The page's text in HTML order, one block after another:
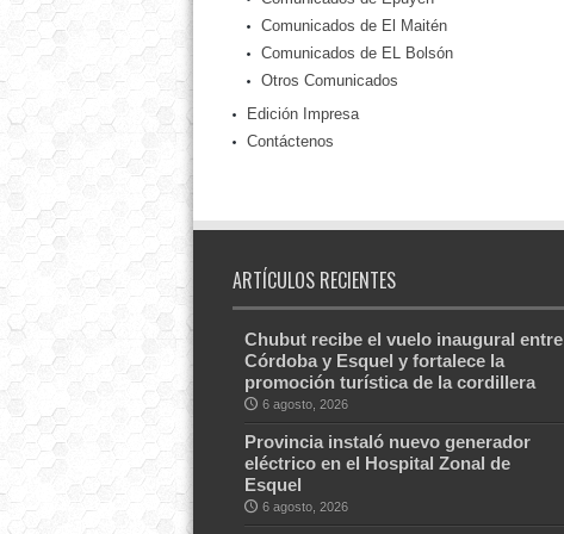
Comunicados de El Maitén
Comunicados de EL Bolsón
Otros Comunicados
Edición Impresa
Contáctenos
ARTÍCULOS RECIENTES
Chubut recibe el vuelo inaugural entre
Córdoba y Esquel y fortalece la
promoción turística de la cordillera
6 agosto, 2026
Provincia instaló nuevo generador
eléctrico en el Hospital Zonal de
Esquel
6 agosto, 2026